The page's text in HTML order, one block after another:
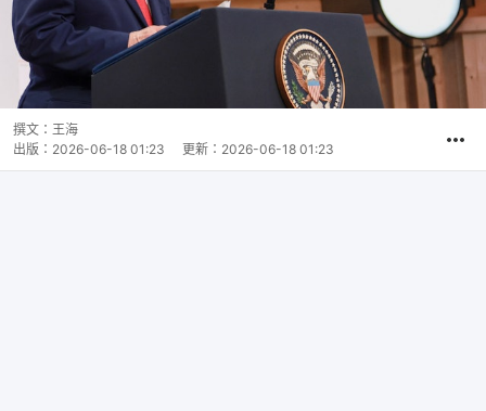
撰文： 王海
出版： 2026-06-18 01:23 更新： 2026-06-18 01:23